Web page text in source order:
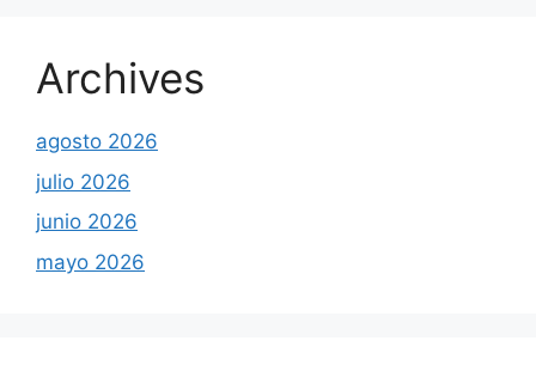
Archives
agosto 2026
julio 2026
junio 2026
mayo 2026